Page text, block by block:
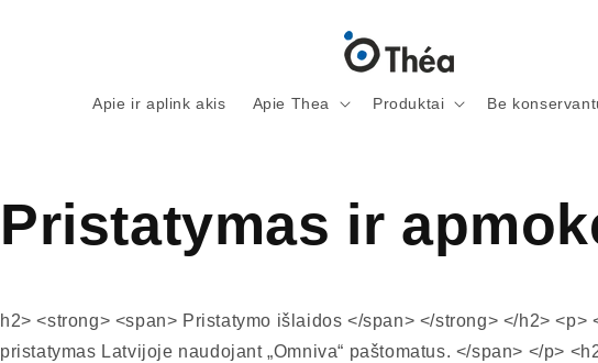
Apie ir aplink akis Apie Thea Produktai Be
Pristatymas ir
h2> <strong> <span> Pristatymo išlaidos </span> </strong> </h2> <p>
pristatymas Latvijoje naudojant „Omniva“ paštomatus. </span> </p>